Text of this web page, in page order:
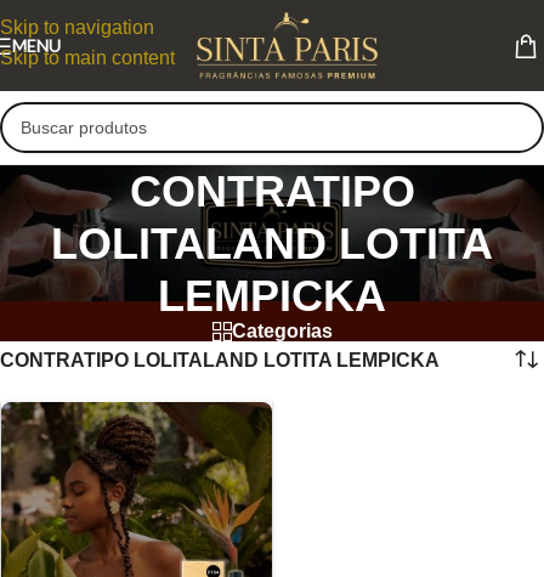
Skip to navigation
Skip to main content
MENU
CONTRATIPO
LOLITALAND LOTITA
LEMPICKA
Categorias
CONTRATIPO LOLITALAND LOTITA LEMPICKA